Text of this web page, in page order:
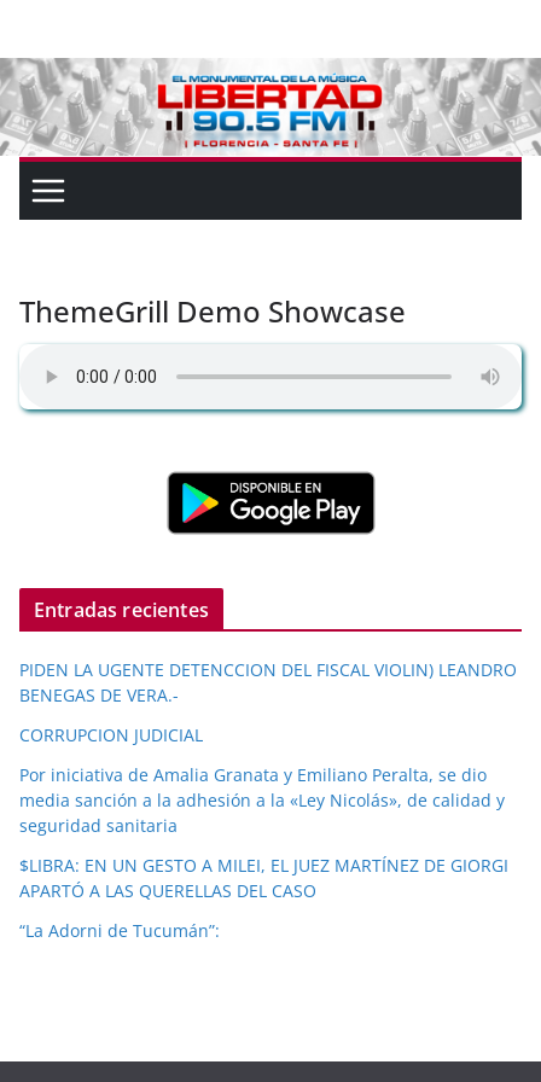
ThemeGrill Demo Showcase
Entradas recientes
PIDEN LA UGENTE DETENCCION DEL FISCAL VIOLIN) LEANDRO
BENEGAS DE VERA.-
CORRUPCION JUDICIAL
Por iniciativa de Amalia Granata y Emiliano Peralta, se dio
media sanción a la adhesión a la «Ley Nicolás», de calidad y
seguridad sanitaria
$LIBRA: EN UN GESTO A MILEI, EL JUEZ MARTÍNEZ DE GIORGI
APARTÓ A LAS QUERELLAS DEL CASO
“La Adorni de Tucumán”: